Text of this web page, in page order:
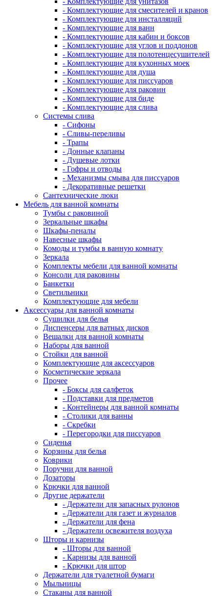
- Комплектующие для смесителей и кранов
- Комплектующие для инсталляций
- Комплектующие для ванн
- Комплектующие для кабин и боксов
- Комплектующие для углов и поддонов
- Комплектующие для полотенцесушителей
- Комплектующие для кухонных моек
- Комплектующие для душа
- Комплектующие для писсуаров
- Комплектующие для раковин
- Комплектующие для биде
- Комплектующие для слива
Системы слива
- Сифоны
- Сливы-переливы
- Трапы
- Донные клапаны
- Душевые лотки
- Гофры и отводы
- Механизмы смыва для писсуаров
- Декоративные решетки
Сантехнические люки
Мебель для ванной комнаты
Тумбы с раковиной
Зеркальные шкафы
Шкафы-пеналы
Навесные шкафы
Комоды и тумбы в ванную комнату
Зеркала
Комплекты мебели для ванной комнаты
Консоли для раковины
Банкетки
Светильники
Комплектующие для мебели
Аксессуары для ванной комнаты
Сушилки для белья
Диспенсеры для ватных дисков
Вешалки для ванной комнаты
Наборы для ванной
Стойки для ванной
Комплектующие для аксессуаров
Косметические зеркала
Прочее
- Боксы для салфеток
- Подставки для предметов
- Контейнеры для ванной комнаты
- Столики для ванны
- Скребки
- Перегородки для писсуаров
Сиденья
Корзины для белья
Коврики
Поручни для ванной
Дозаторы
Крючки для ванной
Другие держатели
- Держатели для запасных рулонов
- Держатели для газет и журналов
- Держатели для фена
- Держатели освежителя воздуха
Шторы и карнизы
- Шторы для ванной
- Карнизы для ванной
- Крючки для штор
Держатели для туалетной бумаги
Мыльницы
Стаканы для ванной